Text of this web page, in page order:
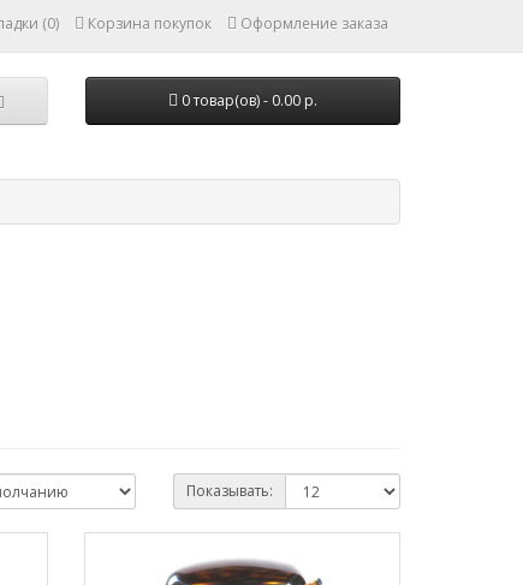
(0) Корзина покупок Оформление заказа
0 товар(ов) - 0.00 р.
Показывать: